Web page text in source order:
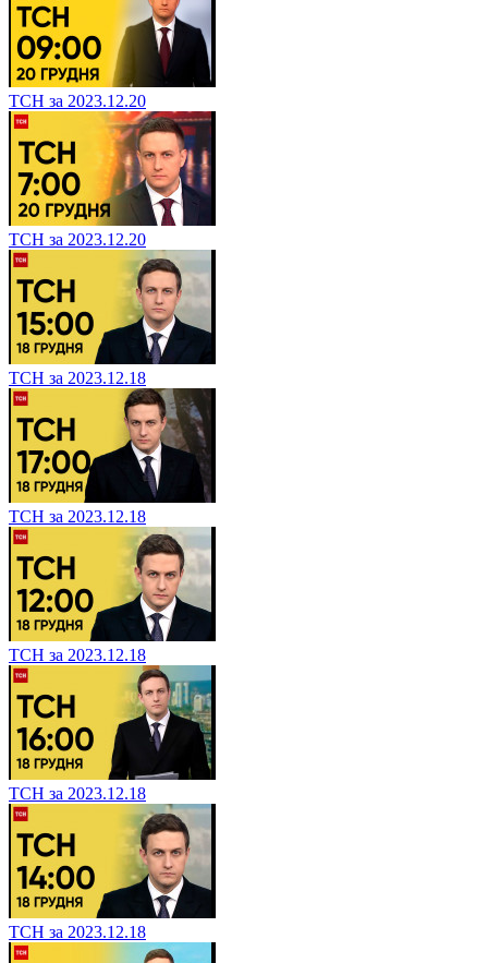
ТСН за 2023.12.20
ТСН за 2023.12.20
ТСН за 2023.12.18
ТСН за 2023.12.18
ТСН за 2023.12.18
ТСН за 2023.12.18
ТСН за 2023.12.18